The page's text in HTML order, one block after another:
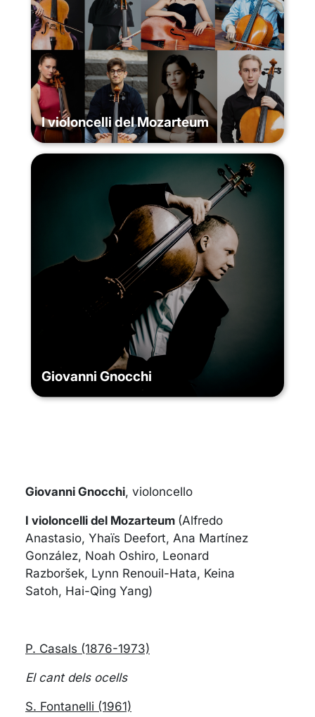
I violoncelli del Mozarteum
Giovanni Gnocchi
Giovanni Gnocchi, violoncello
I violoncelli del Mozarteum (Alfredo
Anastasio, Yhaïs Deefort, Ana Martínez
González, Noah Oshiro, Leonard
Razboršek, Lynn Renouil-Hata, Keina
Satoh, Hai-Qing Yang)
P. Casals (1876-1973)
El cant dels ocells
S. Fontanelli (1961)